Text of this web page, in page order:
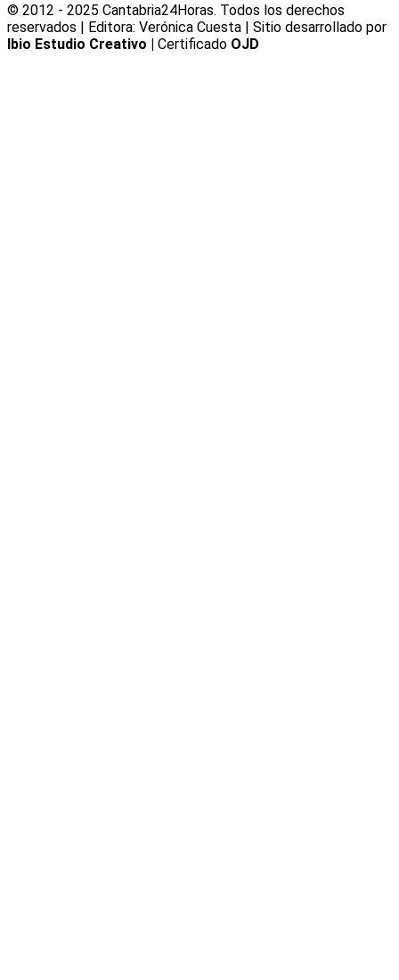
© 2012 - 2025 Cantabria24Horas. Todos los derechos
reservados | Editora: Verónica Cuesta | Sitio desarrollado por
Ibio Estudio Creativo | Certificado OJD